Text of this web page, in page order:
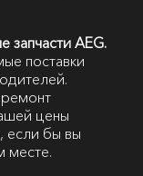
запчасти AEG.
поставки
ремонт
цены
если бы вы
месте.